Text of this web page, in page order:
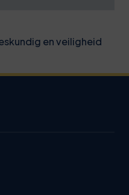
en veiligheid